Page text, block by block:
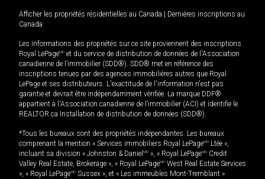
Afficher les propriétés résidentielles au Canada
Dernières inscriptions au
Canada
Les informations des propriétés sur ce site proviennent des inscriptions
Royal LePageMD et du service de distribution de données de l'Association
canadienne de l’immobilier (SDD®). SDD® met en référence des
inscriptions tenues par des agences immobilières autres que Royal
LePage et ses distributeurs. L'exactitude de l'information n'est pas
garantie et devrait être indépendamment vérifiée. La marque DDF®
appartient à l'Association canadienne de l’immobilier (ACI) et identifie le
REALTOR.ca Installation de distribution de données (SDD®).
*Tous les bureaux sont des propriétés indépendantes. Les bureaux
comprenant la mention « Services immobiliers Royal LePageMD Ltée »,
incluant sa division « Johnston & Daniel MD », « Royal LePageMD Credit
Valley Real Estate, Brokerage », « Royal LePageMD West Real Estate Services
», « Royal LePageMD Sussex », et « Les immeubles Mont-Tremblant »